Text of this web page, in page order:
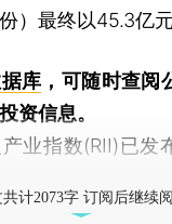
）最终以45.3亿元
库 ，可随时查阅
资信息。
指数(RII)已发
计2073字 订阅后继续